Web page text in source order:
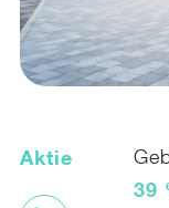
Aktie
39